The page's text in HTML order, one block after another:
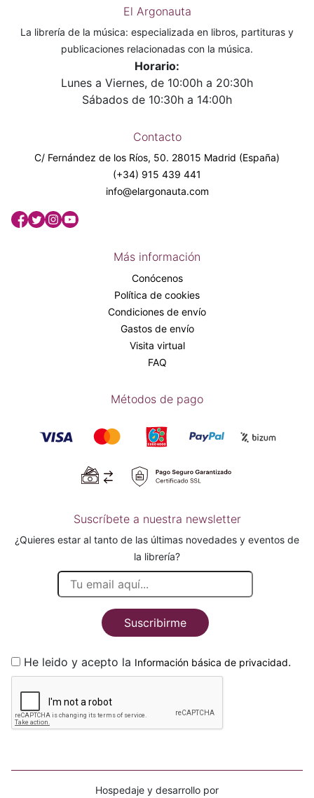
El Argonauta
La librería de la música: especializada en libros, partituras y
publicaciones relacionadas con la música.
Horario:
Lunes a Viernes, de 10:00h a 20:30h
Sábados de 10:30h a 14:00h
Contacto
C/ Fernández de los Ríos, 50. 28015 Madrid (España)
(+34) 915 439 441
info@elargonauta.com
Más información
Conócenos
Política de cookies
Condiciones de envío
Gastos de envío
Visita virtual
FAQ
Métodos de pago
Suscríbete a nuestra newsletter
¿Quieres estar al tanto de las últimas novedades y eventos de
la librería?
Suscribirme
He leido y acepto la Información básica de privacidad.
Hospedaje y desarrollo por